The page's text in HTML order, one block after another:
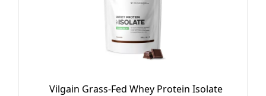
Vilgain Grass-Fed Whey Protein Isolate